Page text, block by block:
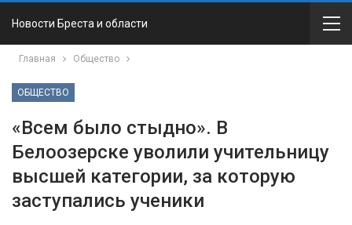
Новости Бреста и области
Главная Общество
ОБЩЕСТВО
«Всем было стыдно». В
Белоозерске уволили учительницу
высшей категории, за которую
заступались ученики